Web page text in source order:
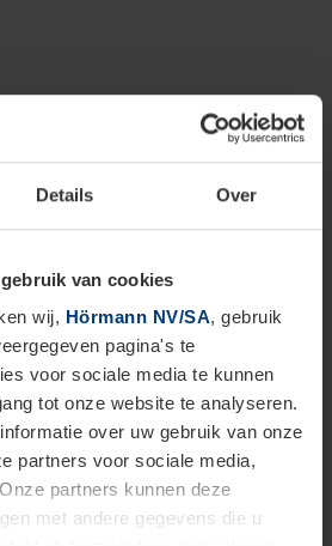
Details Over
van cookies
wij, Hörmann NV/SA, gebruik
pagina's te
voor sociale media te kunnen
tot onze website te analyseren.
over uw gebruik van onze
partners voor sociale media,
partners kunnen deze
met andere gegevens die u